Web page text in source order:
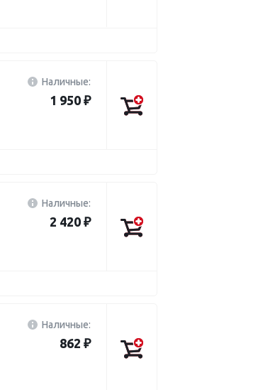
Наличные:
1 950 ₽
Наличные:
2 420 ₽
Наличные:
862 ₽